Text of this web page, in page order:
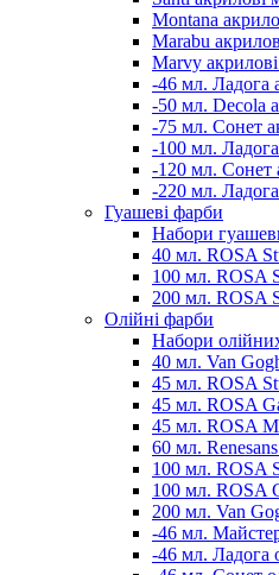
Montana
Marabu
Marvy
-46 мл. Ладога
-50 мл. Decola
-75 мл. Сонет
-100 мл.
-120 мл. Сонет
-220 мл.
Гуашеві фарби
Набори
40 мл. ROSA
100 мл. ROSA
200 мл. ROSA
Олійні фарби
Набори
40 мл. Van
45 мл. ROSA
45 мл. ROSA
45 мл. ROSA
60 мл. Renesans
100 мл. ROSA
100 мл. ROSA
200 мл. Van
-46 мл.
-46 мл. Ладога